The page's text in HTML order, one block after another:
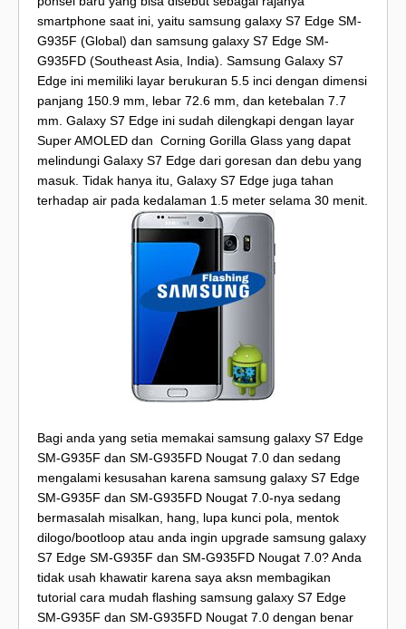
smartphone saat ini, yaitu samsung galaxy S7 Edge SM-
G935F (Global) dan samsung galaxy S7 Edge SM-
G935FD (Southeast Asia, India). Samsung Galaxy S7
Edge ini memiliki layar berukuran 5.5 inci dengan dimensi
panjang 150.9 mm, lebar 72.6 mm, dan ketebalan 7.7
mm. Galaxy S7 Edge ini sudah dilengkapi dengan layar
Super AMOLED dan Corning Gorilla Glass yang dapat
melindungi Galaxy S7 Edge dari goresan dan debu yang
masuk. Tidak hanya itu, Galaxy S7 Edge juga tahan
terhadap air pada kedalaman 1.5 meter selama 30 menit.
Bagi anda yang setia memakai samsung galaxy S7 Edge
SM-G935F dan SM-G935FD Nougat 7.0 dan sedang
mengalami kesusahan karena samsung galaxy S7 Edge
SM-G935F dan SM-G935FD Nougat 7.0-nya sedang
bermasalah misalkan, hang, lupa kunci pola, mentok
dilogo/bootloop atau anda ingin upgrade samsung galaxy
S7 Edge SM-G935F dan SM-G935FD Nougat 7.0? Anda
tidak usah khawatir karena saya aksn membagikan
tutorial cara mudah flashing samsung galaxy S7 Edge
SM-G935F dan SM-G935FD Nougat 7.0 dengan benar